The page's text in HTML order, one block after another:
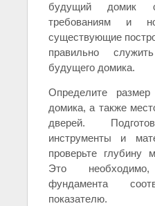
будущий домик
требованиям и
существующие
правильно
будущего домика.
Определите
домика, а также
дверей.
инструменты и
проверьте глубину
Это
фундамента
показателю.